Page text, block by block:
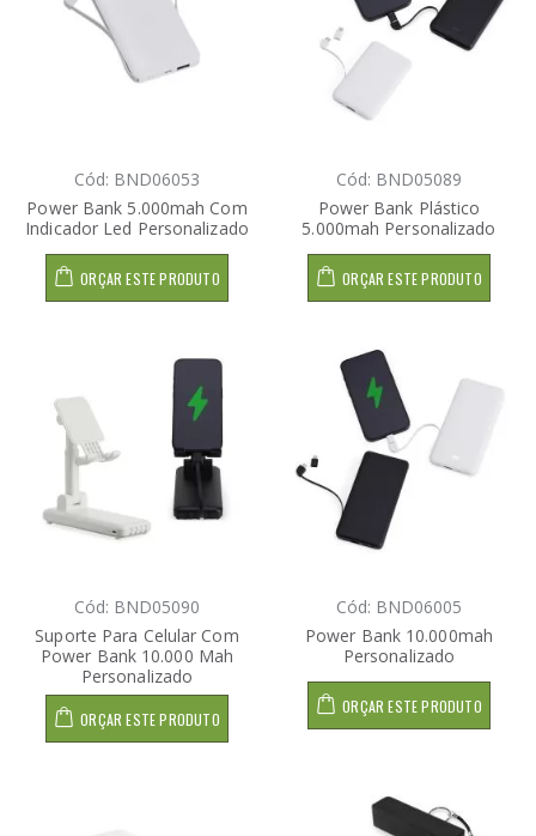
Cód: BND06053
Power Bank 5.000mah Com
Indicador Led Personalizado
ORÇAR ESTE PRODUTO
Cód: BND05089
Power Bank Plástico
5.000mah Personalizado
ORÇAR ESTE PRODUTO
Cód: BND05090
Suporte Para Celular Com
Power Bank 10.000 Mah
Personalizado
ORÇAR ESTE PRODUTO
Cód: BND06005
Power Bank 10.000mah
Personalizado
ORÇAR ESTE PRODUTO